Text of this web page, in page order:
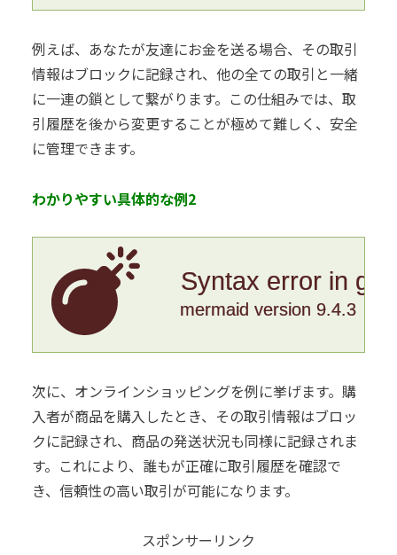
例えば、あなたが友達にお金を送る場合、その取引
情報はブロックに記録され、他の全ての取引と一緒
に一連の鎖として繋がります。この仕組みでは、取
引履歴を後から変更することが極めて難しく、安全
に管理できます。
わかりやすい具体的な例2
Syntax error in
mermaid version 9.4.3
次に、オンラインショッピングを例に挙げます。購
入者が商品を購入したとき、その取引情報はブロッ
クに記録され、商品の発送状況も同様に記録されま
す。これにより、誰もが正確に取引履歴を確認で
き、信頼性の高い取引が可能になります。
スポンサーリンク